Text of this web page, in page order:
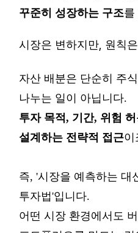
꾸준히 성장하는 구조를
시장은 변하지만 원칙
자산 배분은 단순히 주
나누는 일이 아닙니다.
투자 목적 , 기간, 위험 허
설계하는 전략적 접근이
즉, '시장을 예측하는 대
투자법'입니다.
어떤 시장 환경에서도